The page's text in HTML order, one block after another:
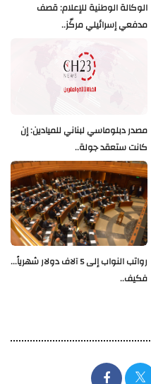
الوكالة الوطنية للإعلام: قصف
مدفعي إسرائيلي مركّز..
مصدر دبلوماسي لبناني للميادين: إن
كانت ستعقد جولة..
رواتب النواب إلى 5 آلاف دولار شهرياً...
فكيف..